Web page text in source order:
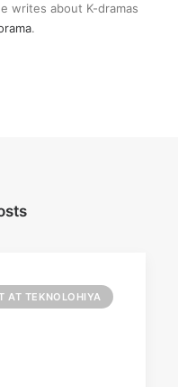
writes about K-dramas
.
AT TEKNOLOHIYA